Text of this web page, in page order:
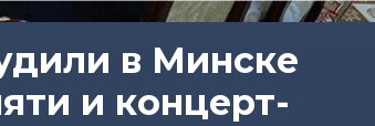
в Минске
и концерт-